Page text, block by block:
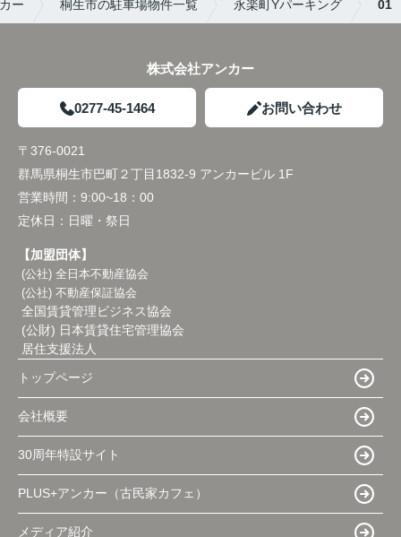
ー 桐生市の駐車場物件一覧 永楽町Yパーキング 01
株式会社アンカー
0277-45-1464 お問い合わせ
〒376-0021
群馬県桐生市巴町２丁目1832-9 アンカービル 1F
営業時間： 9:00~18：00
定休日： 日曜・祭日
【加盟団体】
(公社) 全日本不動産協会
(公社) 不動産保証協会
全国賃貸管理ビジネス協会
(公財) 日本賃貸住宅管理協会
居住支援法人
トップページ
会社概要
30周年特設サイト
PLUS+アンカー（古民家カフェ）
メディア紹介